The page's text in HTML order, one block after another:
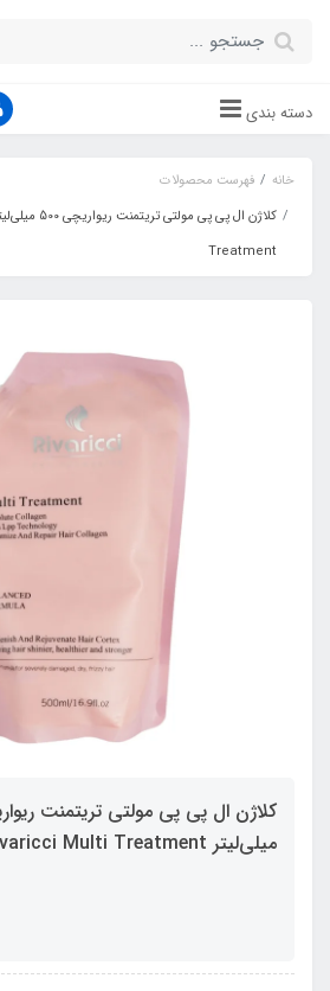
دسته بندی
خانه
فهرست محصولات
Treatment
میلی‌لیتر Rivaricci Multi Treatment